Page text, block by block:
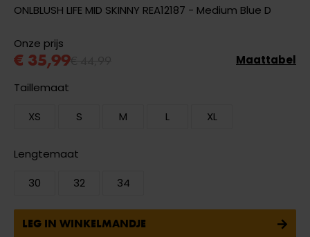
ONLBLUSH LIFE MID SKINNY REA12187 - Medium Blue D
Onze prijs
€ 35,99
Taillemaat
XS
S M L XL
Lengtemaat
30
32 34
Maattabel
LEG IN WINKELMANDJE